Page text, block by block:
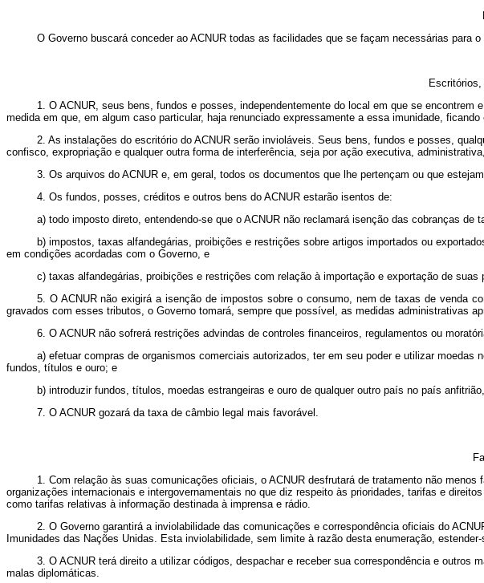
O Governo buscará conceder ao ACNUR todas as facilidades que se façam necessárias
1. O ACNUR, seus bens, fundos e posses, independentemente do local em que se
medida em que, em algum caso particular, haja renunciado expressamente a essa imunidade,
2. As instalações do escritório do ACNUR serão invioláveis. Seus bens, fundos e posses,
confisco, expropriação e qualquer outra forma de interferência, seja por ação executiva,
3. Os arquivos do ACNUR e, em geral, todos os documentos que lhe pertençam ou que
4. Os fundos, posses, créditos e outros bens do ACNUR estarão isentos de:
a) todo imposto direto, entendendo-se que o ACNUR não reclamará isenção das cobranças de
b) impostos, taxas alfandegárias, proibições e restrições sobre artigos importados ou
em condições acordadas com o Governo, e
c) taxas alfandegárias, proibições e restrições com relação à importação e exportação de suas
5. O ACNUR não exigirá a isenção de impostos sobre o consumo, nem de taxas de venda
gravados com esses tributos, o Governo tomará, sempre que possível, as medidas administrativas
6. O ACNUR não sofrerá restrições advindas de controles financeiros, regulamentos ou
a) efetuar compras de organismos comerciais autorizados, ter em seu poder e utilizar
fundos, títulos e ouro; e
b) introduzir fundos, títulos, moedas estrangeiras e ouro de qualquer outro país no país
7. O ACNUR gozará da taxa de câmbio legal mais favorável.
1. Com relação às suas comunicações oficiais, o ACNUR desfrutará de tratamento não
organizações internacionais e intergovernamentais no que diz respeito às prioridades, tarifas e
como tarifas relativas à informação destinada à imprensa e rádio.
2. O Governo garantirá a inviolabilidade das comunicações e correspondência oficiais do
Imunidades das Nações Unidas. Esta inviolabilidade, sem limite à razão desta enumeração,
3. O ACNUR terá direito a utilizar códigos, despachar e receber sua correspondência e
malas diplomáticas.